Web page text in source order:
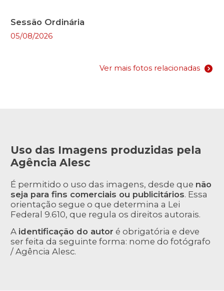
Sessão Ordinária
05/08/2026
Ver mais fotos relacionadas
Uso das Imagens produzidas pela
Agência Alesc
É permitido o uso das imagens, desde que não
seja para fins comerciais ou publicitários. Essa
orientação segue o que determina a Lei
Federal 9.610, que regula os direitos autorais.
A identificação do autor é obrigatória e deve
ser feita da seguinte forma: nome do fotógrafo
/ Agência Alesc.